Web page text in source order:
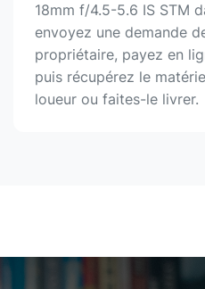
18mm f/4.5-5.6 IS STM
envoyez une demande
propriétaire, payez en
puis récupérez le
loueur ou faites-le livrer.